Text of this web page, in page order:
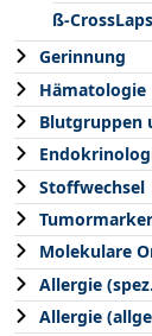
ß-CrossLaps
Gerinnung
Hämatologie
Blutgruppen
Stoffwechsel
Tumormarker
Molekulare
Allergie
Allergie